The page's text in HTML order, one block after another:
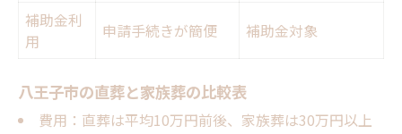
補助金利
用
申請手続きが簡便 補助金対象
八王子市の直葬と家族葬の比較表
費用：直葬は平均10万円前後、家族葬は30万円以上